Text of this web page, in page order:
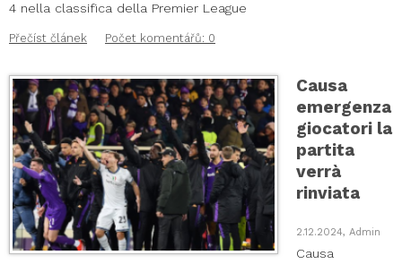
4 nella classifica della Premier League
Přečíst článek Počet komentářů: 0
Causa
emergenza
giocatori la
partita
verrà
rinviata
2.12.2024, Admin
Causa